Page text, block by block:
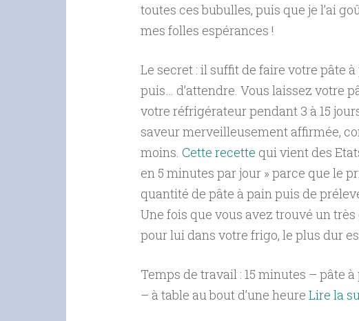
toutes ces bubulles, puis que je l’ai
mes folles espérances !
Le secret : il suffit de faire votre pâte
puis… d’attendre. Vous laissez votre
votre réfrigérateur pendant 3 à 15
saveur merveilleusement affirmée,
moins. Cette recette qui vient des
en 5 minutes par jour » parce que le
quantité de pâte à pain puis de
Une fois que vous avez trouvé un
pour lui dans votre frigo, le plus dur
Temps de travail : 15 minutes – pâte
– à table au bout d’une heure Lire la